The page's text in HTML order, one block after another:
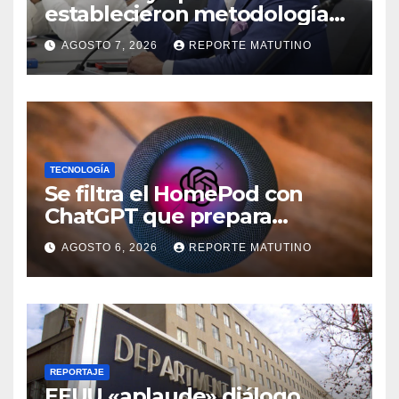
establecieron metodología
para el proceso de diálogo en
Venezuela
AGOSTO 7, 2026 REPORTE MATUTINO
TECNOLOGÍA
Se filtra el HomePod con
ChatGPT que prepara
OpenAI y su diseño es una
locura
AGOSTO 6, 2026 REPORTE MATUTINO
REPORTAJE